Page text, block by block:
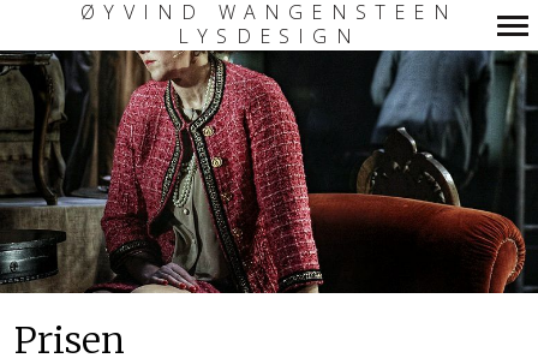
Primary
Navigation
ØYVIND WANGENSTEEN
LYSDESIGN
Prisen